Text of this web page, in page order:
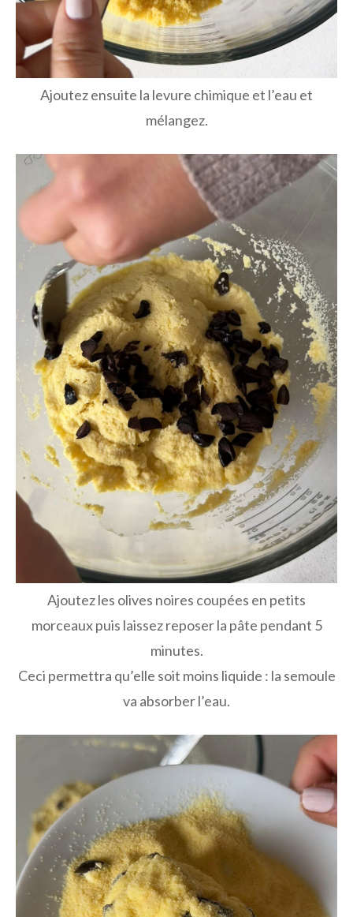
Ajoutez ensuite la levure chimique et l’eau et
mélangez.
Ajoutez les olives noires coupées en petits
morceaux puis laissez reposer la pâte pendant 5
minutes.
Ceci permettra qu’elle soit moins liquide : la semoule
va absorber l’eau.